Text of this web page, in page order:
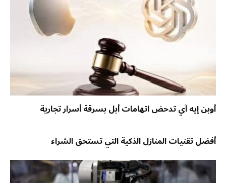
أوبن إيه آي تدحض اتهامات أبل بسرقة أسرار تجارية
أفضل تقنيات المنازل الذكية التي تستحق الشراء